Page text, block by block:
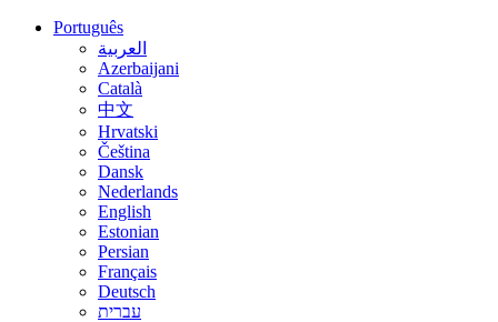
Português
العربية
Azerbaijani
Català
中文
Hrvatski
Čeština
Dansk
Nederlands
English
Estonian
Persian
Français
Deutsch
עברית